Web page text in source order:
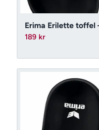
Erima Erilette toffel
189 kr